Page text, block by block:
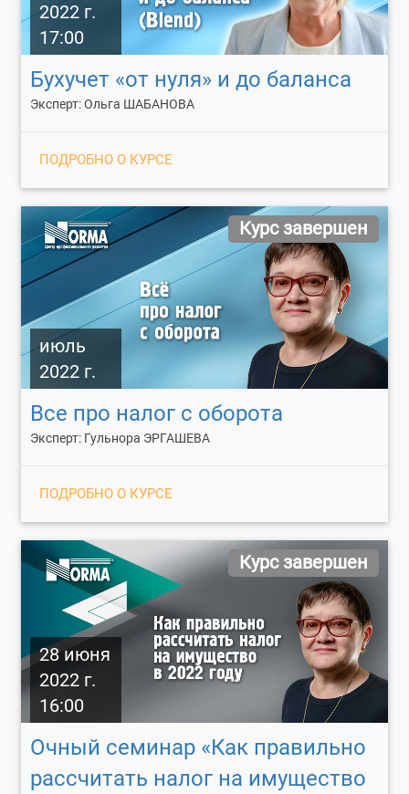
2022 г.
17:00
Бухучет «от нуля» и до баланса
Эксперт: Ольга ШАБАНОВА
ПОДРОБНО О КУРСЕ
июль
2022 г.
Курс завершен
Все про налог с оборота
Эксперт: Гульнора ЭРГАШЕВА
ПОДРОБНО О КУРСЕ
28 июня
2022 г.
16:00
Курс завершен
Очный семинар «Как правильно
рассчитать налог на имущество